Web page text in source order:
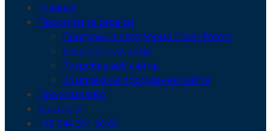
Главная
Продукти та сервіси
Програмна платформа CleverForms
Електронний архів
Розробка веб сайтів
Комплексне просування сайтів
Про компанію
Контакти
+38 044 331 66 60